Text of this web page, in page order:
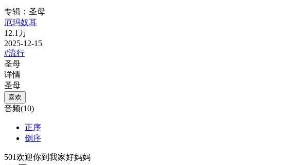
专辑：圣母
厄玛奴耳
12.1万
2025-12-15
#流行
圣母
详情
圣母
喜欢
音频(10)
正序
倒序
501欢迎你到我家好妈妈